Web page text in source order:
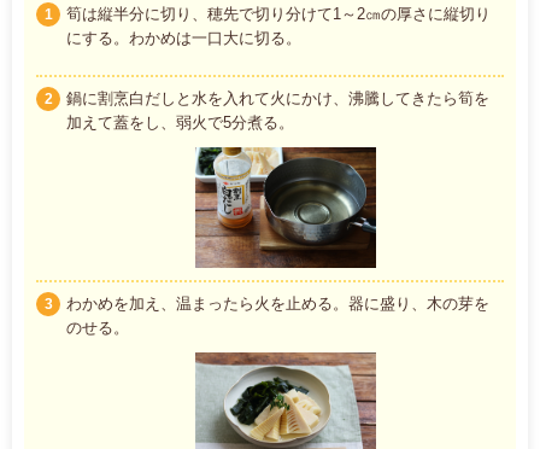
1
筍は縦半分に切り、穂先で切り分けて1～2㎝の厚さに縦切り
にする。わかめは一口大に切る。
2
鍋に割烹白だしと水を入れて火にかけ、沸騰してきたら筍を
加えて蓋をし、弱火で5分煮る。
3
わかめを加え、温まったら火を止める。器に盛り、木の芽を
のせる。